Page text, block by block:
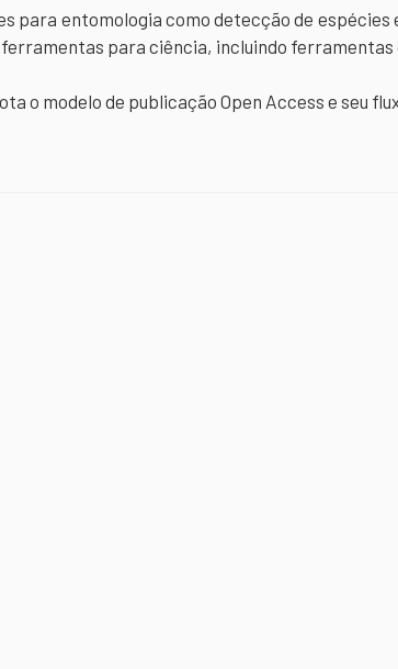
para entomologia como detecção de
para ciência, incluindo ferramentas
o modelo de publicação Open Access e seu